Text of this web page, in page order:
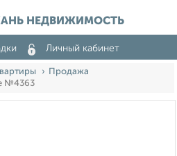
НЕДВИЖИМОСТЬ
Личный кабинет
Продажа
№4363